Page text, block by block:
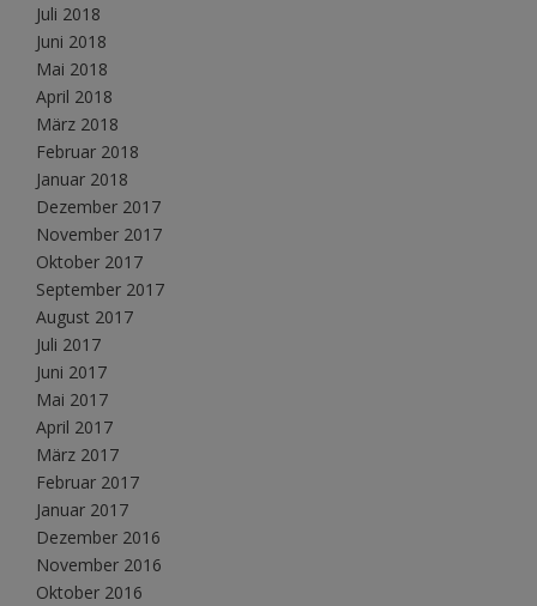
Juli 2018
Juni 2018
Mai 2018
April 2018
März 2018
Februar 2018
Januar 2018
Dezember 2017
November 2017
Oktober 2017
September 2017
August 2017
Juli 2017
Juni 2017
Mai 2017
April 2017
März 2017
Februar 2017
Januar 2017
Dezember 2016
November 2016
Oktober 2016